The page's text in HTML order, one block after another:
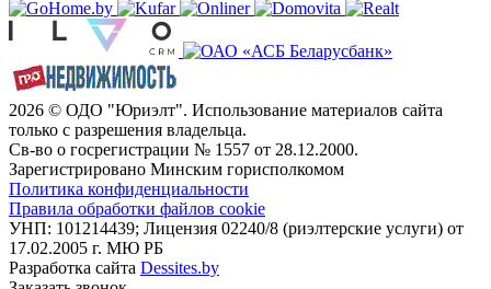
2026 © ОДО "Юриэлт". Использование материалов сайта
только с разрешения владельца.
Св-во о госрегистрации № 1557 от 28.12.2000.
Зарегистрировано Минским горисполкомом
Политика конфиденциальности
Правила обработки файлов cookie
УНП: 101214439; Лицензия 02240/8 (риэлтерские услуги) от
17.02.2005 г. МЮ РБ
Разработка сайта Dessites.by